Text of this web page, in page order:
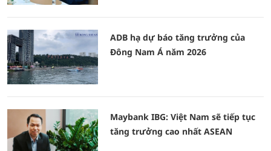
ADB hạ dự báo tăng trưởng của
Đông Nam Á năm 2026
Maybank IBG: Việt Nam sẽ tiếp tục
tăng trưởng cao nhất ASEAN